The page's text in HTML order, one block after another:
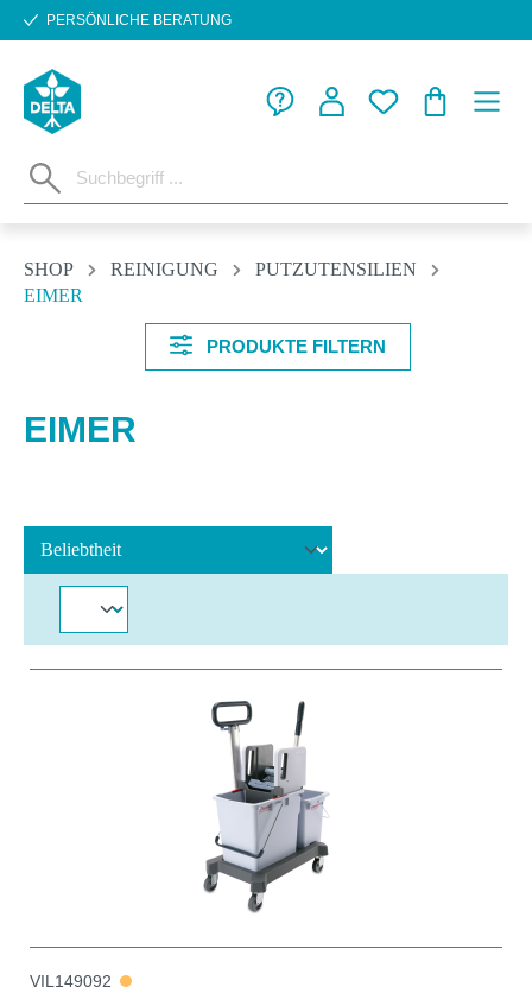
Zum Hauptinhalt springen
PERSÖNLICHE BERATUNG
SHOP REINIGUNG
PUTZUTENSILIEN
EIMER
PRODUKTE FILTERN
EIMER
VIL149092